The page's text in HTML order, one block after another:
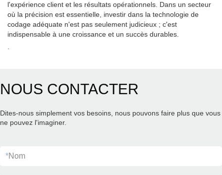
l'expérience client et les résultats opérationnels. Dans un secteur
où la précision est essentielle, investir dans la technologie de
codage adéquate n'est pas seulement judicieux ; c'est
indispensable à une croissance et un succès durables.
NOUS CONTACTER
Dites-nous simplement vos besoins, nous pouvons faire plus que vous
ne pouvez l'imaginer.
*Nom